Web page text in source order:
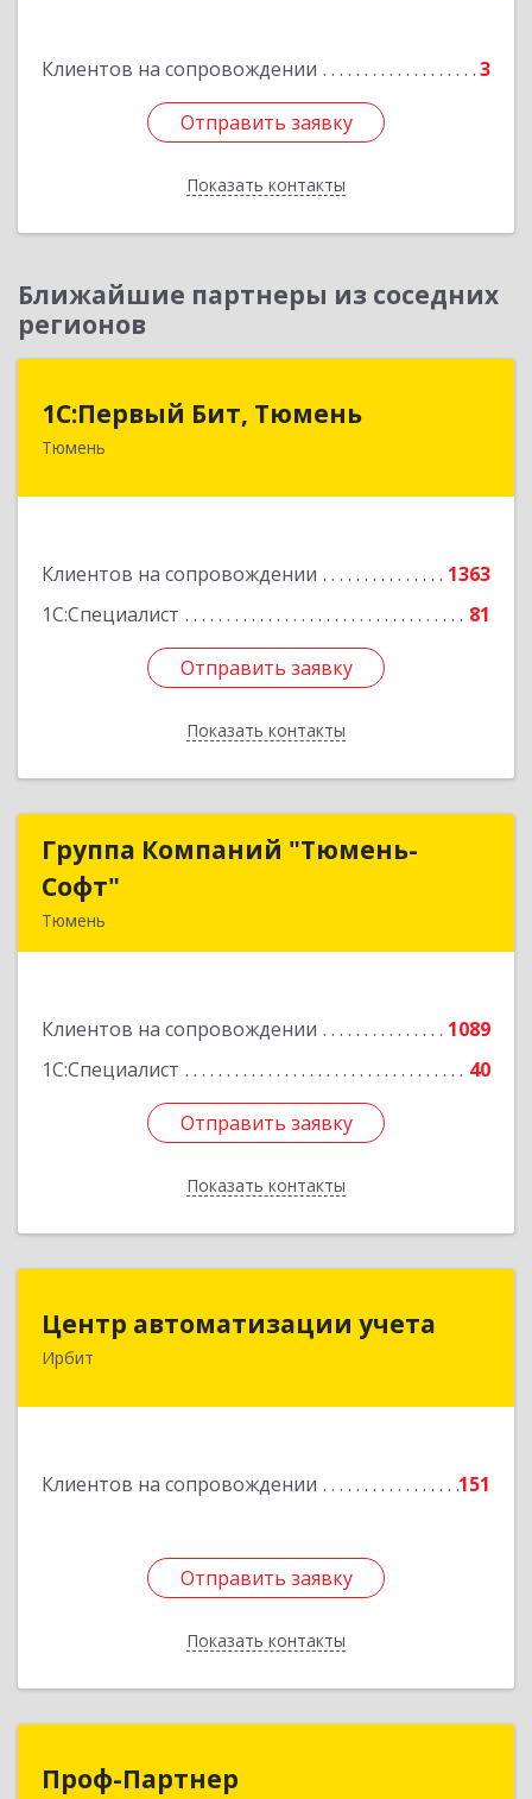
Клиентов на сопровождении 3
Отправить заявку
Показать контакты
Отправить заявку
Назад
Ближайшие партнеры из соседних
регионов
1С:Первый Бит, Тюмень
Тюмень
Клиентов на сопровождении
1363
1С:Специалист
81
Отправить заявку
Показать контакты
1С:Первый Бит, Тюмень
625000, Тюменская обл, Тюмень г, Республики
Отправить заявку
Назад
Группа Компаний "Тюмень-
Софт"
Тюмень
Клиентов на сопровождении
1089
1С:Специалист
40
Отправить заявку
Показать контакты
Группа Компаний "Тюмень-
Подробнее
Отправить заявку
Назад
Центр автоматизации учета
Ирбит
Клиентов на сопровождении 151
Отправить заявку
Показать контакты
623854, Свердловская обл, Ирбит г, Маршала
Отправить заявку
Назад
Проф-Партнер